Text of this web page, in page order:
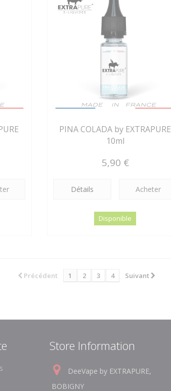
PINA COLADA by EXTRAPURE
10ml
5,90 €
Détails Acheter
Disponible
Précédent 1 2 3 4 Suivant
Store Information
DeeVape by EXTRAPURE,
BOBIGNY